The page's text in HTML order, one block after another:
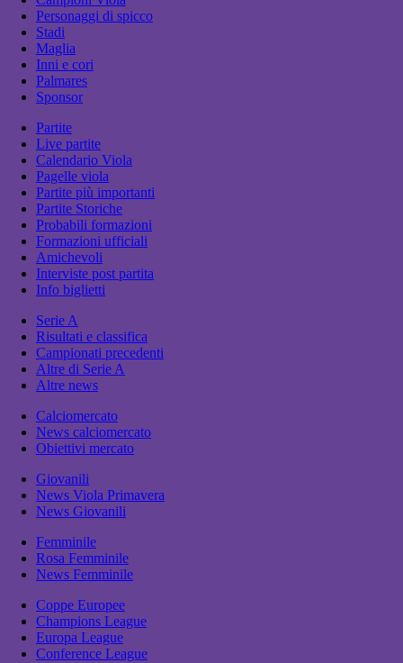
Personaggi di spicco
Stadi
Maglia
Inni e cori
Palmares
Sponsor
Partite
Live partite
Calendario Viola
Pagelle viola
Partite più importanti
Partite Storiche
Probabili formazioni
Formazioni ufficiali
Amichevoli
Interviste post partita
Info biglietti
Serie A
Risultati e classifica
Campionati precedenti
Altre di Serie A
Altre news
Calciomercato
News calciomercato
Obiettivi mercato
Giovanili
News Viola Primavera
News Giovanili
Femminile
Rosa Femminile
News Femminile
Coppe Europee
Champions League
Europa League
Conference League